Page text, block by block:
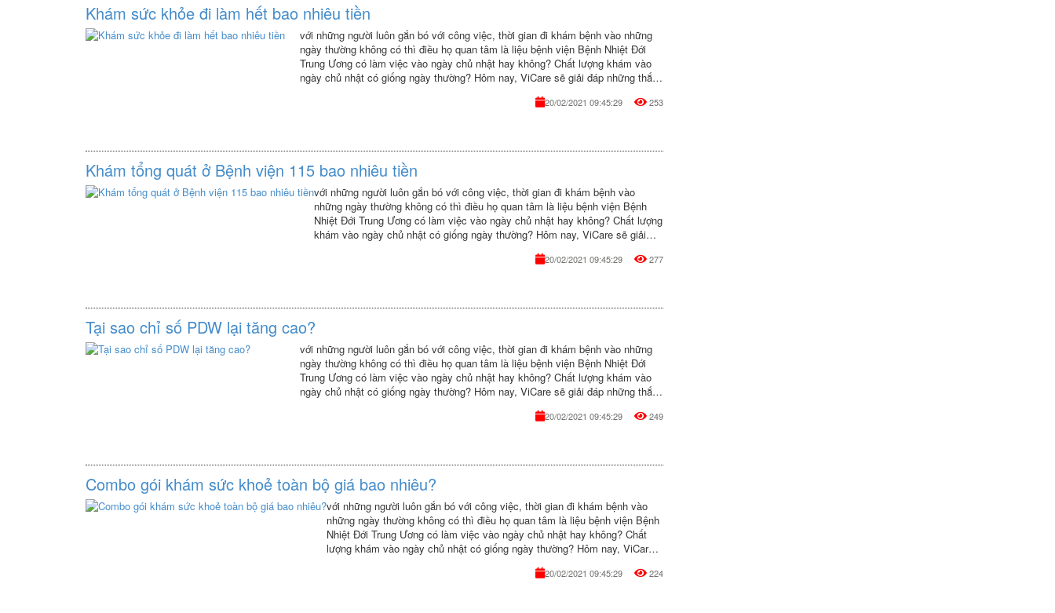
Khám sức khỏe đi làm hết bao nhiêu tiền
với những người luôn gắn bó với công việc, thời gian đi khám bệnh vào những
ngày thường không có thì điều họ quan tâm là liệu bệnh viện Bệnh Nhiệt Đới
Trung Ương có làm việc vào ngày chủ nhật hay không? Chất lượng khám vào
ngày chủ nhật có giống ngày thường? Hôm nay, ViCare sẽ giải đáp những thắc
20/02/2021 09:45:29 253
Khám tổng quát ở Bệnh viện 115 bao nhiêu tiền
với những người luôn gắn bó với công việc, thời gian đi khám bệnh vào
những ngày thường không có thì điều họ quan tâm là liệu bệnh viện Bệnh
Nhiệt Đới Trung Ương có làm việc vào ngày chủ nhật hay không? Chất lượng
khám vào ngày chủ nhật có giống ngày thường? Hôm nay, ViCare sẽ giải
20/02/2021 09:45:29 277
Tại sao chỉ số PDW lại tăng cao?
với những người luôn gắn bó với công việc, thời gian đi khám bệnh vào những
ngày thường không có thì điều họ quan tâm là liệu bệnh viện Bệnh Nhiệt Đới
Trung Ương có làm việc vào ngày chủ nhật hay không? Chất lượng khám vào
ngày chủ nhật có giống ngày thường? Hôm nay, ViCare sẽ giải đáp những thắc
20/02/2021 09:45:29 249
Combo gói khám sức khoẻ toàn bộ giá bao nhiêu?
với những người luôn gắn bó với công việc, thời gian đi khám bệnh vào
những ngày thường không có thì điều họ quan tâm là liệu bệnh viện Bệnh
Nhiệt Đới Trung Ương có làm việc vào ngày chủ nhật hay không? Chất
lượng khám vào ngày chủ nhật có giống ngày thường? Hôm nay, ViCare
20/02/2021 09:45:29 224